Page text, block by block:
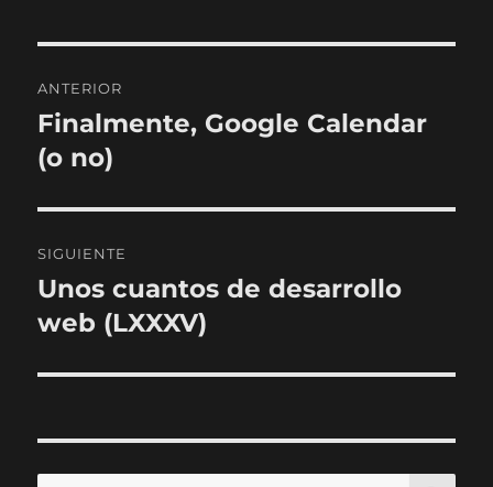
de
entradas
ANTERIOR
Entrada
anterior:
Finalmente, Google Calendar
(o no)
SIGUIENTE
Entrada
siguiente:
Unos cuantos de desarrollo
web (LXXXV)